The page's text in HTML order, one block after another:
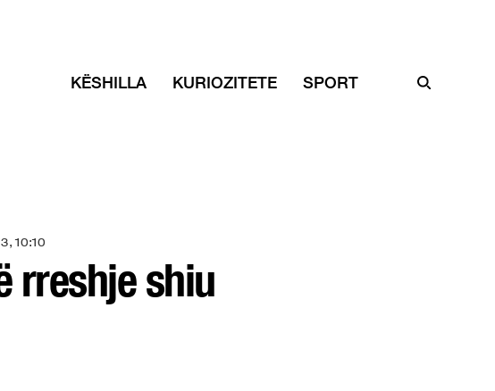
KËSHILLA KURIOZITETE SPORT
10:10
rreshje shiu